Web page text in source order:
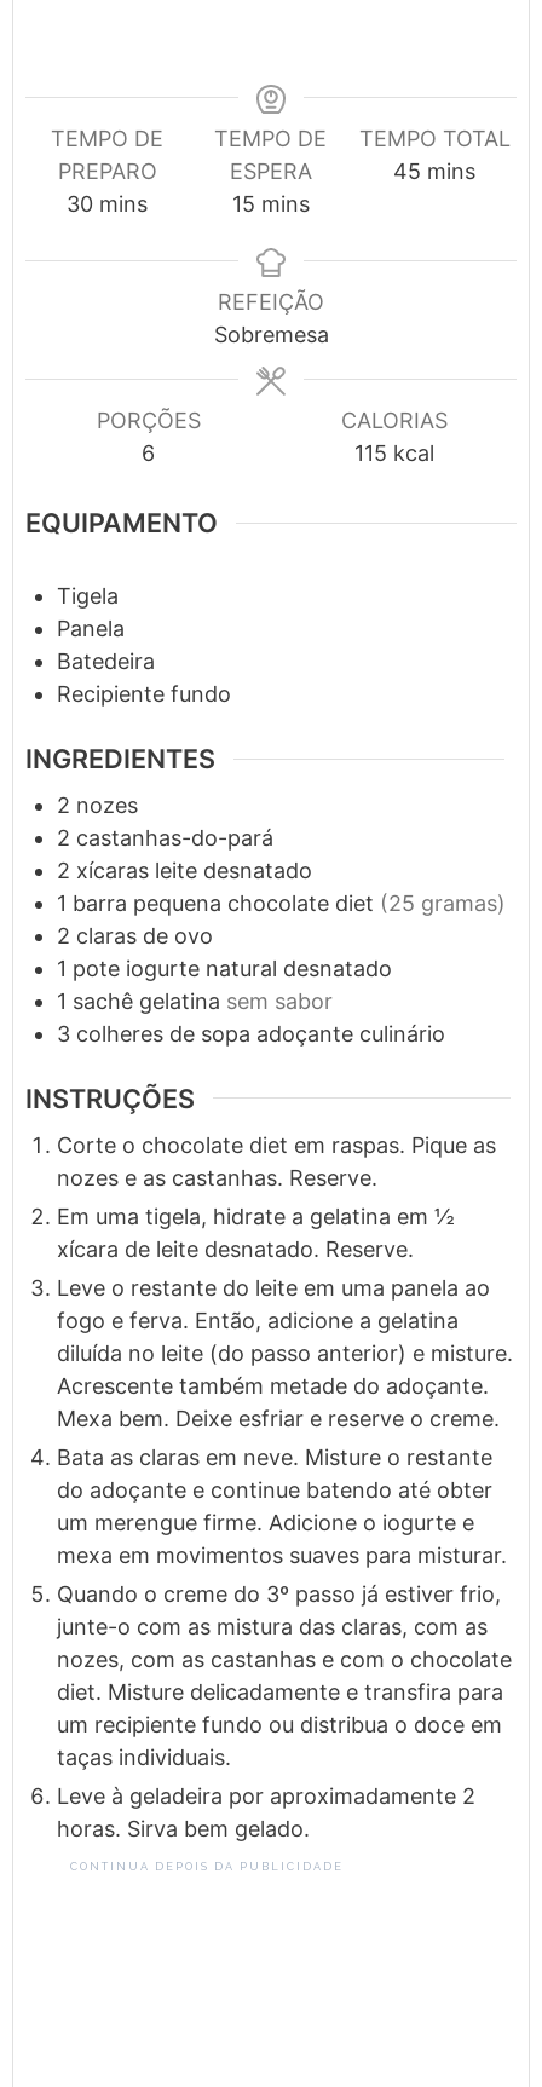
TEMPO DE
PREPARO
30minutes
mins
TEMPO DE
ESPERA
15minutes
mins
TEMPO TOTAL
45 minutes
mins
REFEIÇÃO
Sobremesa
PORÇÕES
6
CALORIAS
115 kcal
EQUIPAMENTO
Tigela
Panela
Batedeira
Recipiente fundo
INGREDIENTES
2 nozes
2 castanhas-do-pará
2 xícaras leite desnatado
1 barra pequena chocolate diet (25 gramas)
2 claras de ovo
1 pote iogurte natural desnatado
1 sachê gelatina sem sabor
3 colheres de sopa adoçante culinário
INSTRUÇÕES
Corte o chocolate diet em raspas. Pique as
nozes e as castanhas. Reserve.
Em uma tigela, hidrate a gelatina em ½
xícara de leite desnatado. Reserve.
Leve o restante do leite em uma panela ao
fogo e ferva. Então, adicione a gelatina
diluída no leite (do passo anterior) e misture.
Acrescente também metade do adoçante.
Mexa bem. Deixe esfriar e reserve o creme.
Bata as claras em neve. Misture o restante
do adoçante e continue batendo até obter
um merengue firme. Adicione o iogurte e
mexa em movimentos suaves para misturar.
Quando o creme do 3º passo já estiver frio,
junte-o com as mistura das claras, com as
nozes, com as castanhas e com o chocolate
diet. Misture delicadamente e transfira para
um recipiente fundo ou distribua o doce em
taças individuais.
Leve à geladeira por aproximadamente 2
horas. Sirva bem gelado.
CONTINUA DEPOIS DA PUBLICIDADE